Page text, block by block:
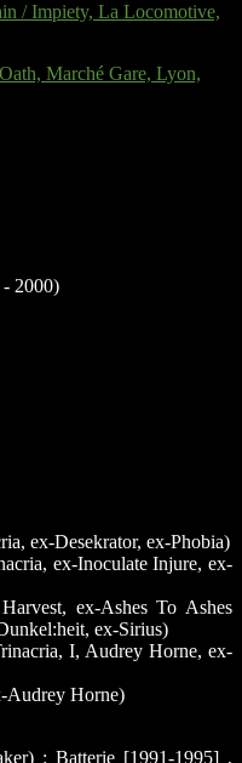
/ Impiety, La Locomotive,
Marché Gare, Lyon,
2000)
ex-Desekrator, ex-Phobia)
ex-Inoculate Injure, ex-
ex-Ashes To Ashes
ex-Sirius)
I, Audrey Horne, ex-
Audrey Horne)
: Batterie [1991-1995] ,